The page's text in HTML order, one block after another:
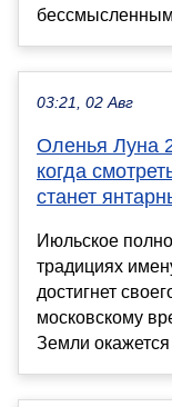
03:21, 02 Авг
Оленья Луна
когда
станет
Июльское
традициях
достигнет
московскому
Земли